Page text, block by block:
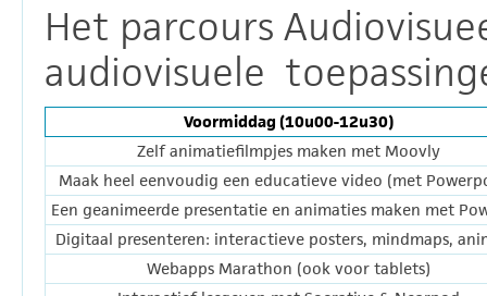
Het parcours
audiovisuele
Voormiddag (10u00-12u30)
Zelf animatiefilmpjes maken met Moovly
Maak heel eenvoudig een educatieve video (met
Een geanimeerde presentatie en animaties maken met
Digitaal presenteren: interactieve posters, mindmaps,
Webapps Marathon (ook voor tablets)